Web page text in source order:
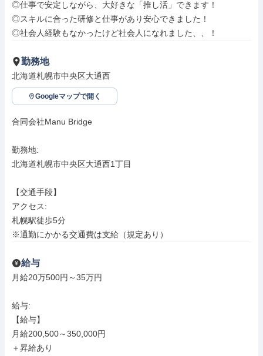
◎仕事で安定しながら、大好きな「推し活」できます！
◎スキルに合った研修と仕事があり安心できました！
◎社会人経験もなかったけど社会人になれました、、！
勤務地
北海道札幌市中央区大通西
Googleマップで開く
合同会社Manu Bridge
勤務地:
北海道札幌市中央区大通西1丁目
【交通手段】
アクセス:
札幌駅徒歩5分
※通勤にかかる交通費は支給（規定あり）
給与
月給20万500円～35万円
給与:
【給与】
月給200,500～350,000円
＋昇給あり